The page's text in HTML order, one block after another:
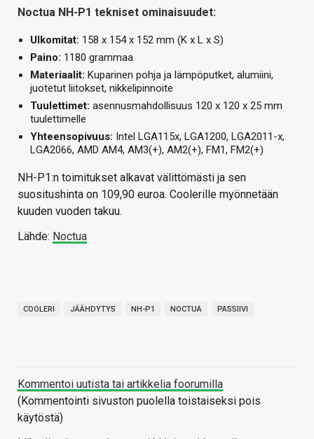
Noctua NH-P1 tekniset ominaisuudet:
Ulkomitat: 158 x 154 x 152 mm (K x L x S)
Paino: 1180 grammaa
Materiaalit: Kuparinen pohja ja lämpöputket, alumiini,
juotetut liitokset, nikkelipinnoite
Tuulettimet: asennusmahdollisuus 120 x 120 x 25 mm
tuulettimelle
Yhteensopivuus: Intel LGA115x, LGA1200, LGA2011-x,
LGA2066, AMD AM4, AM3(+), AM2(+), FM1, FM2(+)
NH-P1:n toimitukset alkavat välittömästi ja sen
suositushinta on 109,90 euroa. Coolerille myönnetään
kuuden vuoden takuu.
Lähde: Noctua
COOLERI JÄÄHDYTYS NH-P1 NOCTUA PASSIIVI
Kommentoi uutista tai artikkelia foorumilla
(Kommentointi sivuston puolella toistaiseksi pois
käytöstä)